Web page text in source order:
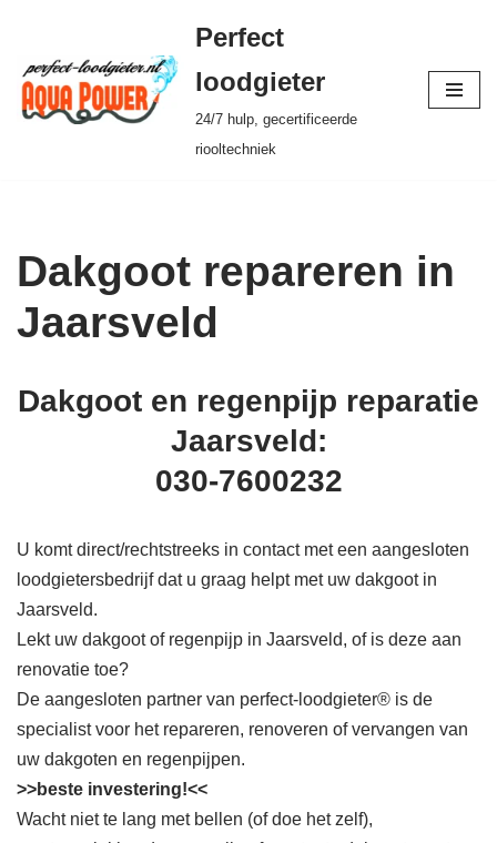
Ga
naar
de
Perfect
loodgieter
24/7 hulp, gecertificeerde
riooltechniek
Dakgoot repareren in
Jaarsveld
Dakgoot en regenpijp reparatie
Jaarsveld:
030-7600232
U komt direct/rechtstreeks in contact met een aangesloten
loodgietersbedrijf dat u graag helpt met uw dakgoot in
Jaarsveld.
Lekt uw dakgoot of regenpijp in Jaarsveld, of is deze aan
renovatie toe?
De aangesloten partner van perfect-loodgieter® is de
specialist voor het repareren, renoveren of vervangen van
uw dakgoten en regenpijpen.
>>beste investering!<<
Wacht niet te lang met bellen (of doe het zelf),